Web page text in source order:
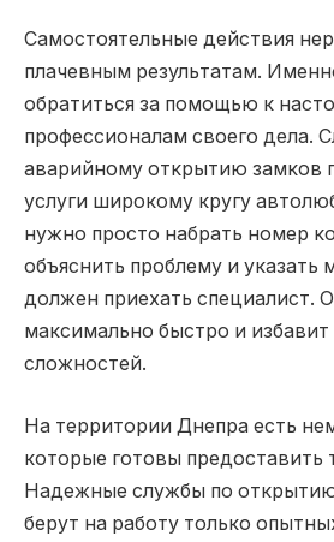
Самостоятельные действия
плачевным результатам.
обратиться за помощью к
профессионалам своего дела.
аварийному открытию замков
услуги широкому кругу
нужно просто набрать номер
объяснить проблему и указать
должен приехать специалист.
максимально быстро и избавит
сложностей.
На территории Днепра есть
которые готовы
Надежные службы по
берут на работу только